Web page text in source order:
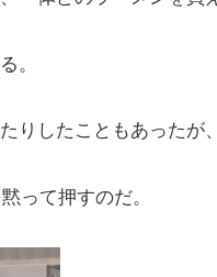
。
りしたこともあったが
って押すのだ。